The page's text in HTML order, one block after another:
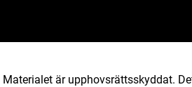
Materialet är upphovsrättsskyddat.